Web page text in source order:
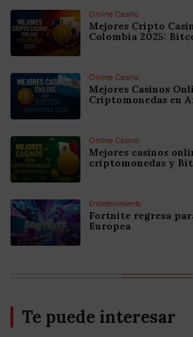
Online Casino
Mejores Cripto
Colombia 2025:
Online Casino
Mejores Casinos
Criptomonedas en
Online Casino
Mejores casinos
criptomonedas y
Entretenimiento
Fortnite regresa
Europea
Te puede interesar